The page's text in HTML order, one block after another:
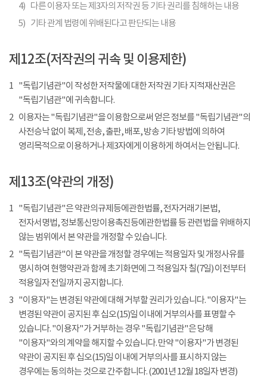
4) 다른 이용자 또는 제3자의 저작권 등 기타 권리를 침해하는 내용
5) 기타 관계 법령에 위배된다고 판단되는 내용
제12조(저작권의 귀속 및 이용제한)
1 "독립기념관"이 작성한 저작물에 대한 저작권 기타 지적재산권은
"독립기념관"에 귀속합니다.
2 이용자는 "독립기념관"을 이용함으로써 얻은 정보를 "독립기념관"의
사전승낙 없이 복제, 전송, 출판, 배포, 방송 기타 방법에 의하여
영리목적으로 이용하거나 제3자에게 이용하게 하여서는 안됩니다.
제13조(약관의 개정)
1 "독립기념관"은 약관의규제등에관한법률, 전자거래기본법,
전자서명법, 정보통신망이용촉진등에관한법률 등 관련법을 위배하지
않는 범위에서 본 약관을 개정할 수 있습니다.
2 "독립기념관"이 본 약관을 개정할 경우에는 적용일자 및 개정사유를
명시하여 현행약관과 함께 초기화면에 그 적용일자 칠(7일) 이전부터
적용일자 전일까지 공지합니다.
3 "이용자"는 변경된 약관에 대해 거부할 권리가 있습니다. "이용자"는
변경된 약관이 공지된 후 십오(15)일 이내에 거부의사를 표명할 수
있습니다. "이용자"가 거부하는 경우 "독립기념관"은 당해
"이용자"와의 계약을 해지할 수 있습니다. 만약 "이용자"가 변경된
약관이 공지된 후 십오(15)일 이내에 거부의사를 표시하지 않는
경우에는 동의하는 것으로 간주합니다. (2001년 12월 18일자 변경)